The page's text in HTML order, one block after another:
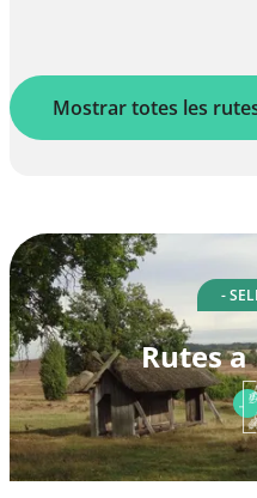
Mostrar totes les
-
Rutes